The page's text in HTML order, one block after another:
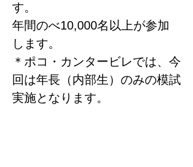
す。
年間のべ10,000名以上が参加
します。
＊ポコ・カンタービレでは、今
回は年長（内部生）のみの模試
実施となります。